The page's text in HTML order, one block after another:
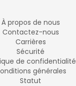
À propos de nous
Contactez-nous
Carrières
Sécurité
de confidentialité
générales
Statut